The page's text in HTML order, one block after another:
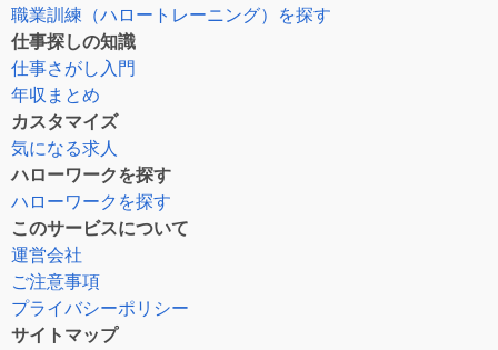
職業訓練（ハロートレーニング）を探す
仕事探しの知識
仕事さがし入門
年収まとめ
カスタマイズ
気になる求人
ハローワークを探す
ハローワークを探す
このサービスについて
運営会社
ご注意事項
プライバシーポリシー
サイトマップ